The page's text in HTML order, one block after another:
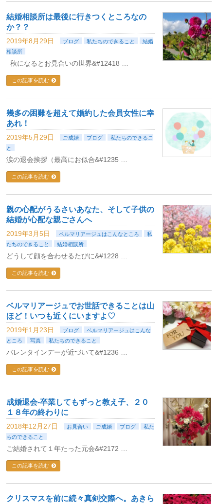
結婚相談所は最後に行きつくところなの
か？？
2019年8月29日 ブログ 私たちのできること
結婚
相談所
秋になるとお見合いの世界&#12418 …
この記事を読む
幾多の困難を超えて婚約した会員女性に幸
あれ！
2019年5月29日 ご成婚 ブログ
私たちのできるこ
と
涙の退会挨拶（最高にお似合&#1235 …
この記事を読む
親の心配がうるさいあなた、そして子供の
結婚が心配な親ごさんへ
2019年3月5日 ベルマリアージュはこんなところ
私
たちのできること
結婚相談所
どうして顔を合わせるたびに&#1228 …
この記事を読む
ベルマリアージュでお世話できることは山
ほど！いつも近くにいますよ♡
2019年1月23日 ブログ
ベルマリアージュはこんな
ところ
写真 私たちのできること
バレンタインデーが近づいて&#1236 …
この記事を読む
成婚退会-卒業してもずっと教え子、２０
１８年の終わりに
2018年12月27日 お見合い ご成婚 ブログ
私た
ちのできること
ご結婚されて１年たった元会&#2172 …
この記事を読む
クリスマスを前に続々真剣交際へ。あきら